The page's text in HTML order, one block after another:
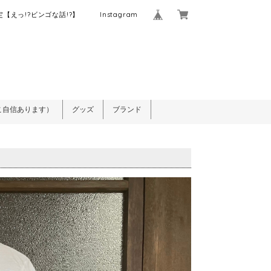
えっ!?ビンゴな話!?】 Instagram
信あります） グッズ ブランド